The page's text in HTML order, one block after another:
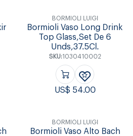
BORMIOLI LUIGI
Bormioli Vaso Long Drink
Top Glass,Set De 6
Unds,37.5Cl.
SKU:1030410002
US$ 54.00
BORMIOLI LUIGI
Bormioli Vaso Alto Bach